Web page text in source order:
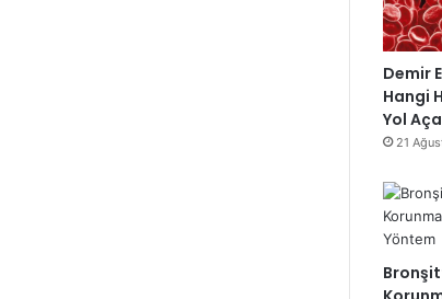
Demir
Hangi
Yol
21